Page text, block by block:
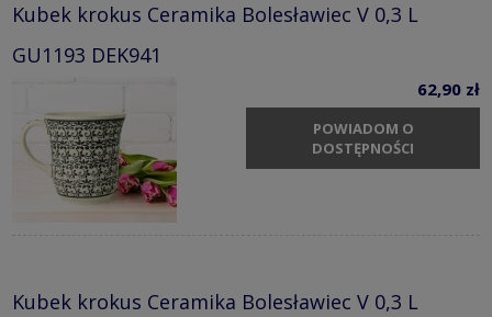
Kubek krokus Ceramika Bolesławiec V 0,3 L
GU1193 DEK941
62,90 zł
POWIADOM O
DOSTĘPNOŚCI
Kubek krokus Ceramika Bolesławiec V 0,3 L